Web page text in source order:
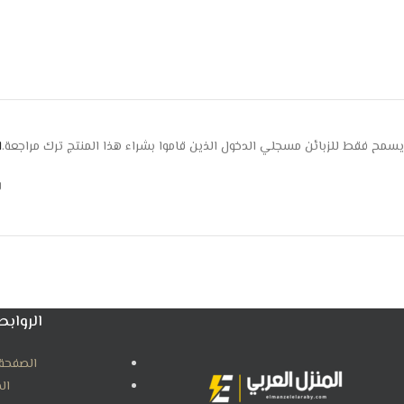
يسمح فقط للزبائن مسجلي الدخول الذين قاموا بشراء هذا المنتج ترك مراجعة.